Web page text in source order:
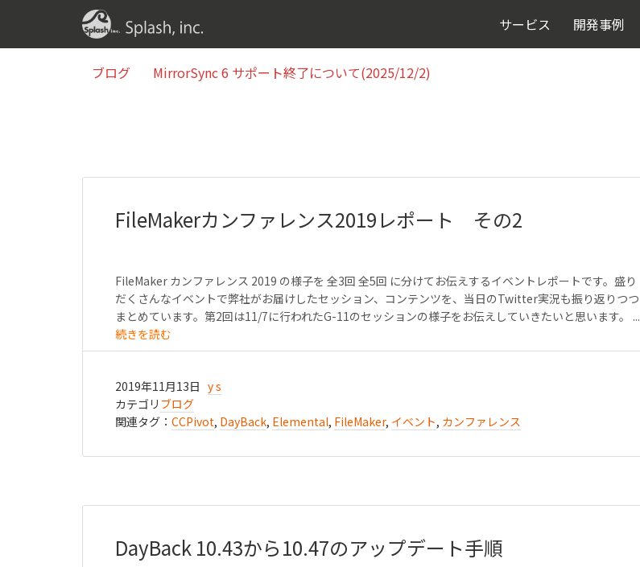
サービス 開発事例
ブログ MirrorSync 6 サポート終了について(2025/12/2)
ブログ MirrorSync 6 サポート終了について(2025/12/2)
FileMakerカンファレンス2019レポート その2
FileMaker カンファレンス 2019 の様子を 全3回 全5回 に分けてお伝えするイベントレポートです。盛り
だくさんなイベントで弊社がお届けしたセッション、コンテンツを、当日のTwitter実況も振り返りつつ
まとめています。第2回は11/7に行われたG-11のセッションの様子をお伝えしていきたいと思います。 ...
続きを読む
2019年11月13日 y s
カテゴリ ブログ
関連タグ： CCPivot, DayBack, Elemental, FileMaker, イベント, カンファレンス
DayBack 10.43から10.47のアップデート手順